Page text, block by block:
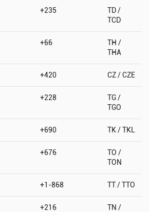
+235
TD /
TCD
+66
TH /
THA
+420 CZ / CZE
+228
TG /
TGO
+690 TK / TKL
+676
TO /
TON
+1-868 TT / TTO
+216
TN /